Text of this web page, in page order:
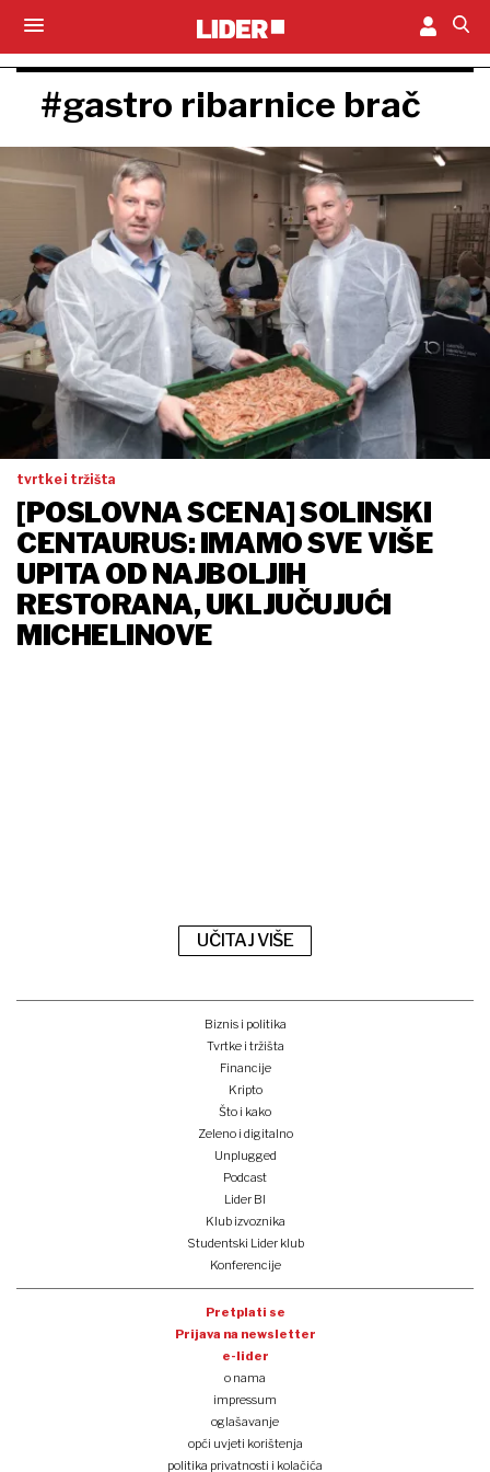
#gastro ribarnice brač
tvrtke i tržišta
[POSLOVNA SCENA] SOLINSKI
CENTAURUS: IMAMO SVE VIŠE
UPITA OD NAJBOLJIH
RESTORANA, UKLJUČUJUĆI
MICHELINOVE
UČITAJ VIŠE
Biznis i politika
Tvrtke i tržišta
Financije
Kripto
Što i kako
Zeleno i digitalno
Unplugged
Podcast
Lider BI
Klub izvoznika
Studentski Lider klub
Konferencije
Pretplati se
Prijava na newsletter
e-lider
o nama
impressum
oglašavanje
opći uvjeti korištenja
politika privatnosti i kolačića